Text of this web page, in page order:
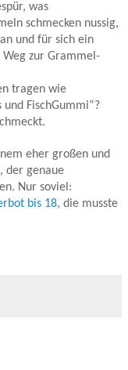
was
schmecken nussig,
und für sich ein
zur Grammel-
tragen wie
und FischGummi“?
eher großen und
der genaue
Nur soviel:
bis 18, die musste